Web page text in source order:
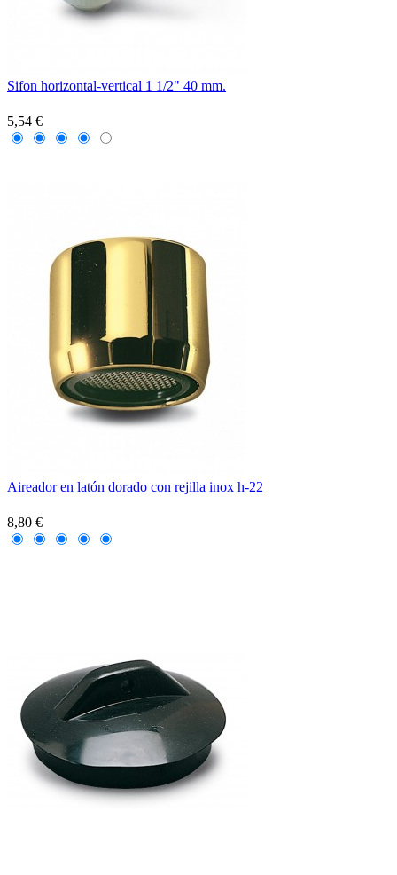
Sifon horizontal-vertical 1 1/2" 40 mm.
5,54 €
Aireador en latón dorado con rejilla inox h-22
8,80 €